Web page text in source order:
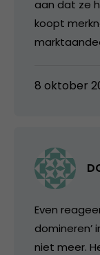
aan dat ze
koopt
8 oktober
Even
domineren’
niet meer.